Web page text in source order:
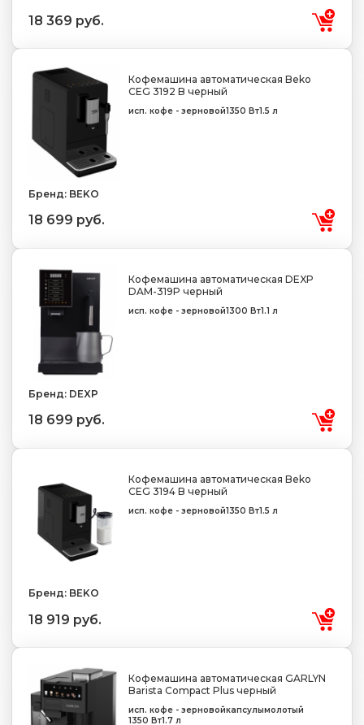
18 369 руб.
Кофемашина автоматическая Beko
CEG 3192 B черный
исп. кофе - зерновой1350 Вт1.5 л
Бренд: BEKO
18 699 руб.
Кофемашина автоматическая DEXP
DAM-319P черный
исп. кофе - зерновой1300 Вт1.1 л
Бренд: DEXP
18 699 руб.
Кофемашина автоматическая Beko
CEG 3194 B черный
исп. кофе - зерновой1350 Вт1.5 л
Бренд: BEKO
18 919 руб.
Кофемашина автоматическая GARLYN
Barista Compact Plus черный
исп. кофе - зерновойкапсулымолотый
1350 Вт1.7 л